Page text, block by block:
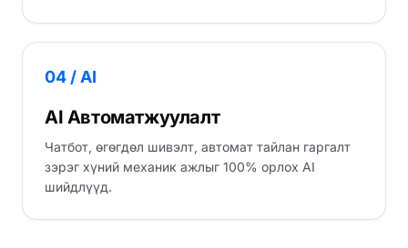
04 / AI
AI Автоматжуулалт
Чатбот, өгөгдөл шивэлт, автомат тайлан гаргалт
зэрэг хүний механик ажлыг 100% орлох AI
шийдлүүд.